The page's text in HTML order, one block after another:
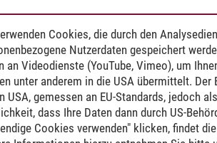
Cookies, die durch den
Nutzerdaten gespeichert
an Videodienste (YouTube, Vimeo), um
unter anderem in die USA übermittelt.
USA, gemessen an EU-Standards, jedoch
dass Ihre Daten dann durch US-
Cookies verwenden" klicken, findet